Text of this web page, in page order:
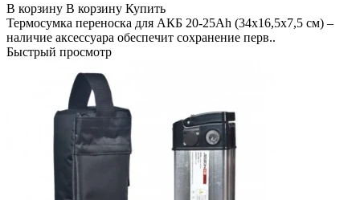
В корзину В корзину Купить
Термосумка переноска для АКБ 20-25Аh (34x16,5x7,5 см) –
наличие аксессуара обеспечит сохранение перв..
Быстрый просмотр